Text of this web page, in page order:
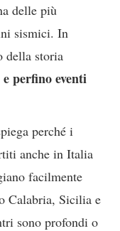
delle più
sismici. In
della storia
perfino eventi
perché i
anche in Italia
facilmente
Calabria, Sicilia e
sono profondi o